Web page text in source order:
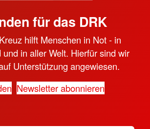
für das DRK
hilft Menschen in Not - in
und in aller Welt. Hierfür sind wir
Unterstützung angewiesen.
Newsletter abonnieren